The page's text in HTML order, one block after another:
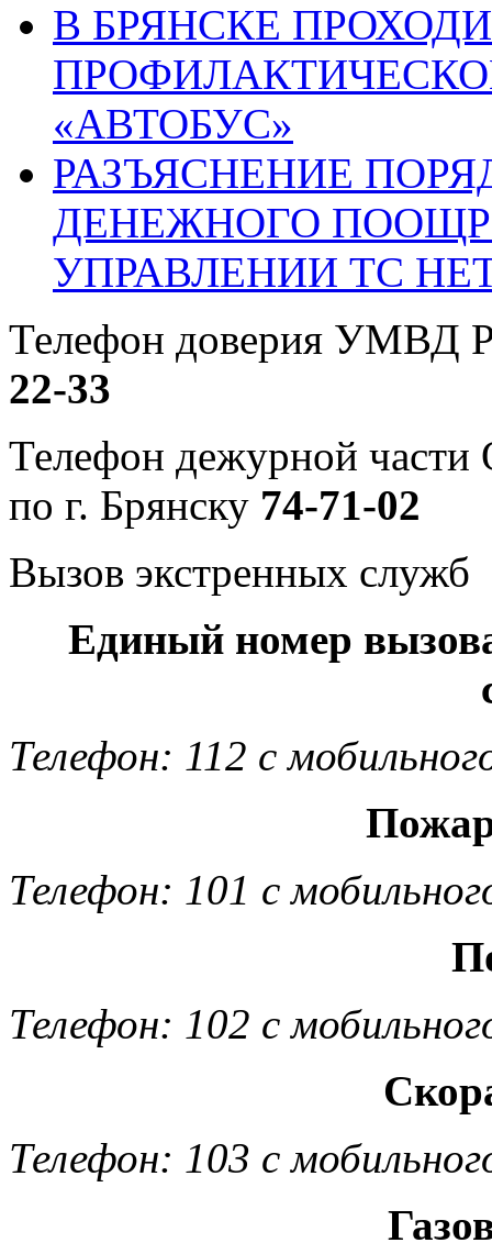
В БРЯНСКЕ
«АВТОБУС»
РАЗЪЯСНЕНИЕ
ДЕНЕЖНОГО
УПРАВЛЕНИИ ТС
Телефон доверия УМВД
22-33
Телефон дежурной
по г. Брянску 74-71-02
Вызов экстренных служб
Единый номер
Телефон: 112 с
Телефон: 101 с
Телефон: 102 с
Телефон: 103 с